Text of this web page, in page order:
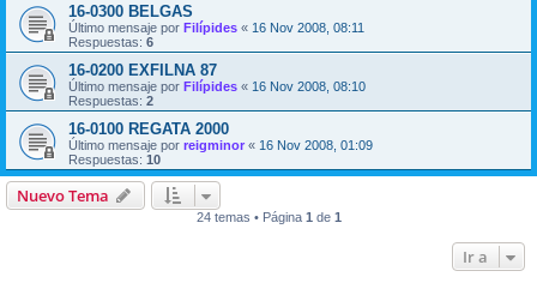
16-0300 BELGAS
Último mensaje por Filípides « 16 Nov 2008, 08:11
Respuestas: 6
16-0200 EXFILNA 87
Último mensaje por Filípides « 16 Nov 2008, 08:10
Respuestas: 2
16-0100 REGATA 2000
Último mensaje por reigminor « 16 Nov 2008, 01:09
Respuestas: 10
Nuevo Tema
24 temas • Página 1 de 1
Ir a